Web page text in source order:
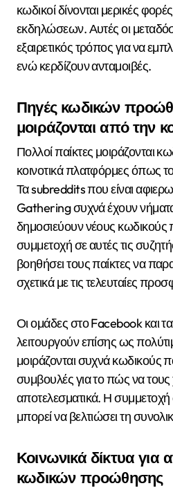
κωδικοί δίνονται μερικές
εκδηλώσεων. Αυτές οι
εξαιρετικός τρόπος για να
ενώ κερδίζουν ανταμοιβές.
Πηγές κωδικών
μοιράζονται από την
Πολλοί παίκτες μοιράζονται
κοινοτικά πλατφόρμες όπως
Τα subreddits που είναι
Gathering συχνά έχουν
δημοσιεύουν νέους
συμμετοχή σε αυτές τις
βοηθήσει τους παίκτες να
σχετικά με τις τελευταίες
Οι ομάδες στο Facebook και
λειτουργούν επίσης ως
μοιράζονται συχνά κωδικούς
συμβουλές για το πώς να
αποτελεσματικά. Η συμμετοχή
μπορεί να βελτιώσει τη
Κοινωνικά δίκτυα για
κωδικών προώθησης